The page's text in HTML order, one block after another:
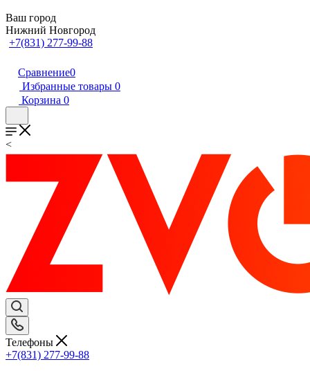
Ваш город
Нижний Новгород
+7(831) 277-99-88
Сравнение0
Избранные товары 0
Корзина 0
<
Телефоны
+7(831) 277-99-88